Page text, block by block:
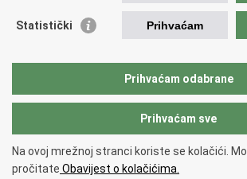
Creative Europe
EU National Institutes for Culture
Međunarodni centar za podvodnu
Copyright © 2026 Ministarstvo kulture i medija.
Statistički Prihvaćam
Prihvaćam odabrane
Prihvaćam sve
Na ovoj mrežnoj stranci koriste se kolačići.
pročitate Obavijest o kolačićima.